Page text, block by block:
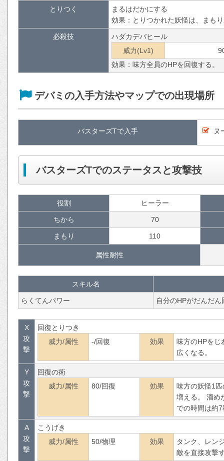
とりつく
まるはだかにする
効果：とりつかれた妖怪は、まも
必殺技
ハダカデバヒール
威力(Lv1)
効果：味方全員のHPを回復する。
デバミの入手方法やマップでの出現場所
バスターズTで入手 ヌ
バスターズTでのステータスと攻撃技
役割 ヒーラー
ちから 70
まもり 110
属性耐性
スキル名
らくてんパワー 自分のHPがだんだん
X
攻
撃
回復とりつき
威力/属性
-/回復 効果
味方のHPをじ
広くなる。
Y
攻
撃
回復の術
威力/属性
80/回復 効果
味方の妖怪1
増える。 溜め
での時間は約
A
攻
撃
こうげき
威力/属性
50/物理 効果
タンク、レン
敵を直接攻撃